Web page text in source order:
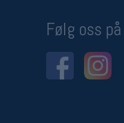
Følg oss på